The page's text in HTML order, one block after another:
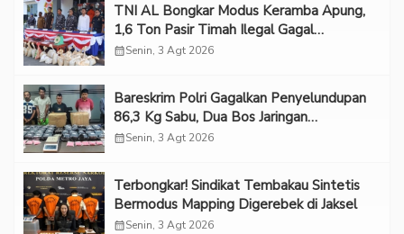
TNI AL Bongkar Modus Keramba Apung,
1,6 Ton Pasir Timah Ilegal Gagal
Diselundupkan
calendar_monthSenin, 3 Agt 2026
Bareskrim Polri Gagalkan Penyelundupan
86,3 Kg Sabu, Dua Bos Jaringan
Internasional Diburu
calendar_monthSenin, 3 Agt 2026
Terbongkar! Sindikat Tembakau Sintetis
Bermodus Mapping Digerebek di Jaksel
calendar_monthSenin, 3 Agt 2026